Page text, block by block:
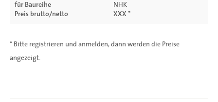
für Baureihe
NHK
Preis brutto/netto
XXX *
* Bitte registrieren und anmelden, dann werden die Preise
angezeigt.